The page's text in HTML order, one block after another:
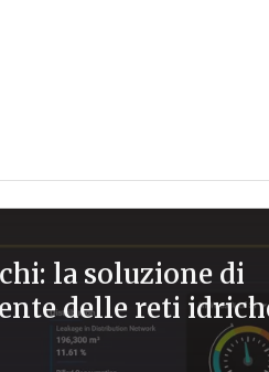
la soluzione di
delle reti